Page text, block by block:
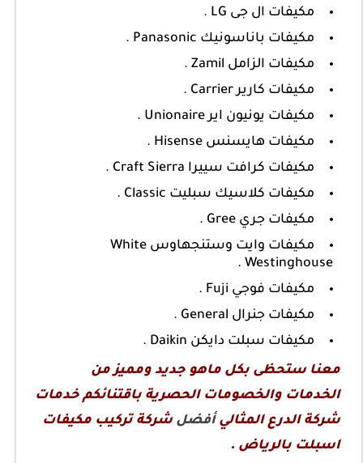
مكيفات ال جى LG .
مكيفات باناسونيك Panasonic .
مكيفات الزامل Zamil .
مكيفات كارير Carrier .
مكيفات يونيون اير Unionaire .
مكيفات هايسنس Hisense .
مكيفات كرافت سييرا Craft Sierra .
مكيفات كلاسيك سبليت Classic .
مكيفات جري Gree .
مكيفات وايت وستنجهاوس White
Westinghouse .
مكيفات فوجي Fuji .
مكيفات جنرال General .
مكيفات سبلت دايكن Daikin .
معنا ستحظى بكل ماهو جديد ومميز من
الخدمات والخصومات الحصرية باقتنائكم خدمات
شركة الدرع المثاليأفضل شركة تركيب مكيفات
اسبلت بالرياض .